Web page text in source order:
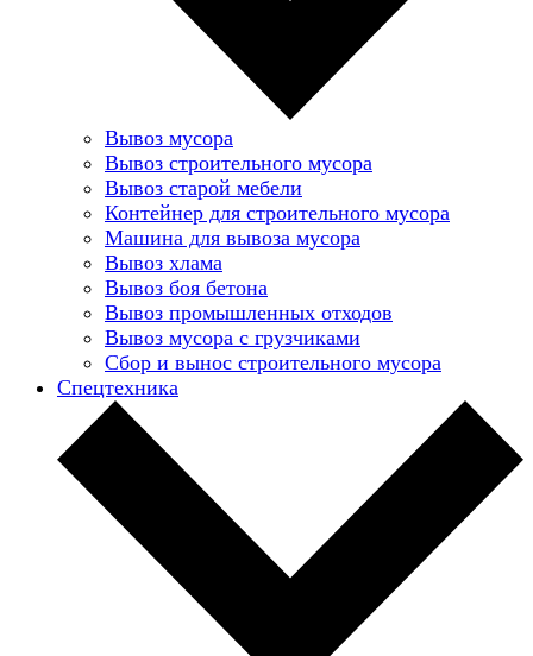
Вывоз мусора
Вывоз строительного мусора
Вывоз старой мебели
Контейнер для строительного мусора
Машина для вывоза мусора
Вывоз хлама
Вывоз боя бетона
Вывоз промышленных отходов
Вывоз мусора с грузчиками
Сбор и вынос строительного мусора
Спецтехника